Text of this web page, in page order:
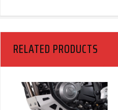
BMW
Quantity
RELATED PRODUCTS